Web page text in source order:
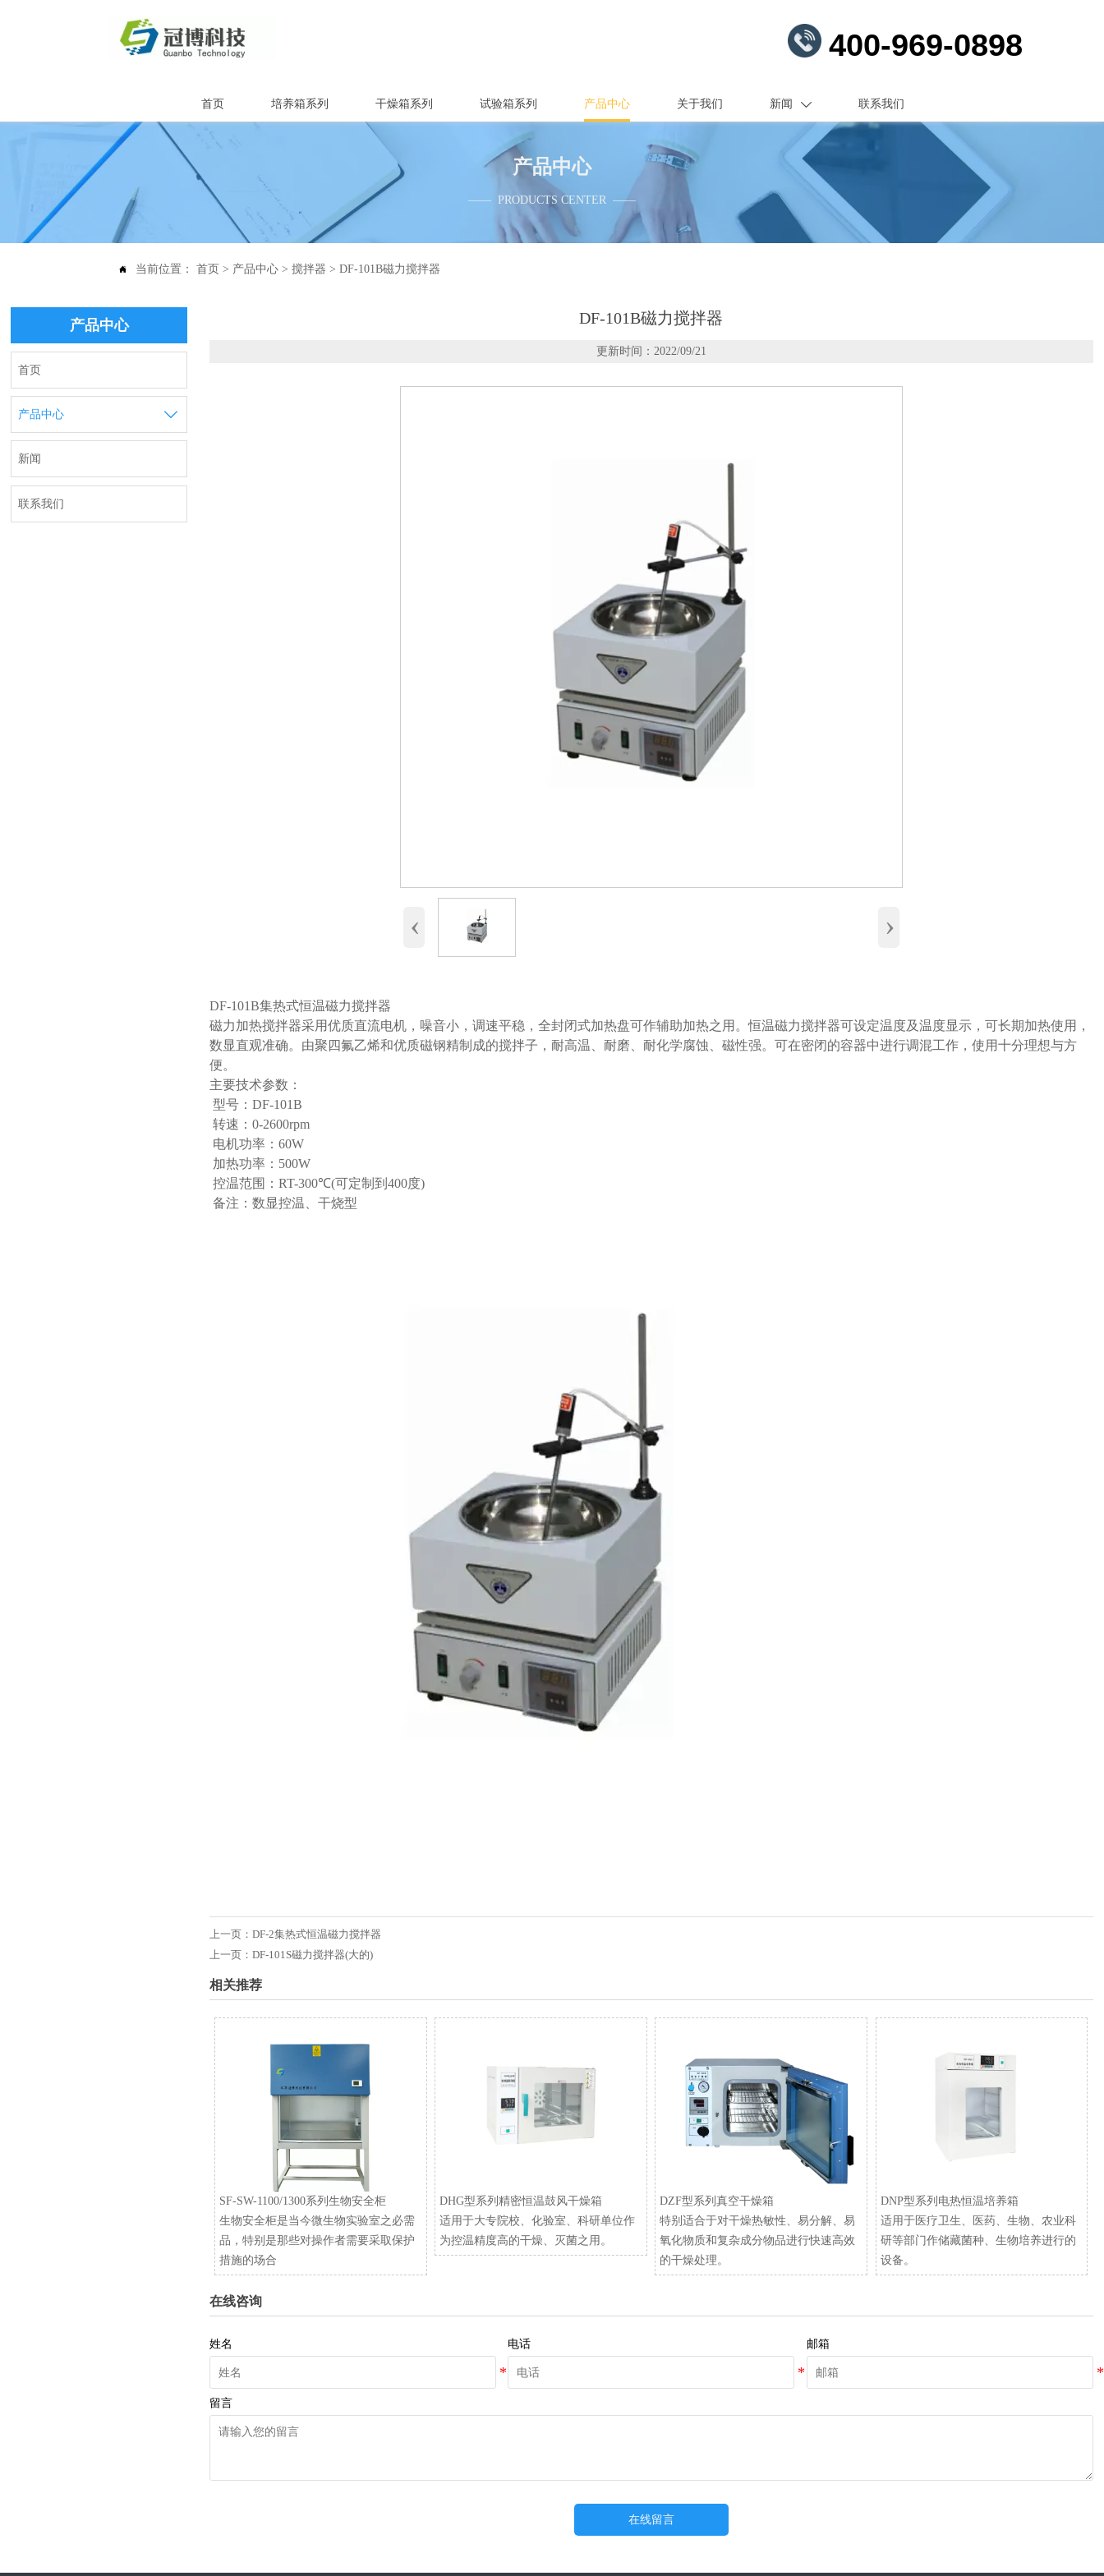
400-969-0898
首页 培养箱系列 干燥箱系列 试验箱系列 产品中心 关于我们 新闻  联系我们
产品中心
—— PRODUCTS CENTER ——
 当前位置：首页 > 产品中心 >搅拌器 >DF-101B磁力搅拌器
产品中心
首页
产品中心 
新闻
联系我们
DF-101B磁力搅拌器
更新时间：2022/09/21
‹ ›
DF-101B集热式恒温磁力搅拌器
磁力加热搅拌器采用优质直流电机，噪音小，调速平稳，全封闭式加热盘可作辅助加热之用。恒温磁力搅拌器可设定温度及温度显示，可长期加热使用，
数显直观准确。由聚四氟乙烯和优质磁钢精制成的搅拌子，耐高温、耐磨、耐化学腐蚀、磁性强。可在密闭的容器中进行调混工作，使用十分理想与方
便。
主要技术参数：
型号：DF-101B
转速：0-2600rpm
电机功率：60W
加热功率：500W
控温范围：RT-300℃(可定制到400度)
备注：数显控温、干烧型
上一页：DF-2集热式恒温磁力搅拌器
上一页：DF-101S磁力搅拌器(大的)
相关推荐
SF-SW-1100/1300系列生物安全柜
生物安全柜是当今微生物实验室之必需
品，特别是那些对操作者需要采取保护
措施的场合
DHG型系列精密恒温鼓风干燥箱
适用于大专院校、化验室、科研单位作
为控温精度高的干燥、灭菌之用。
DZF型系列真空干燥箱
特别适合于对干燥热敏性、易分解、易
氧化物质和复杂成分物品进行快速高效
的干燥处理。
​DNP型系列电热恒温培养箱
适用于医疗卫生、医药、生物、农业科
研等部门作储藏菌种、生物培养进行的
设备。
在线咨询
姓名 电话 邮箱
留言
在线留言